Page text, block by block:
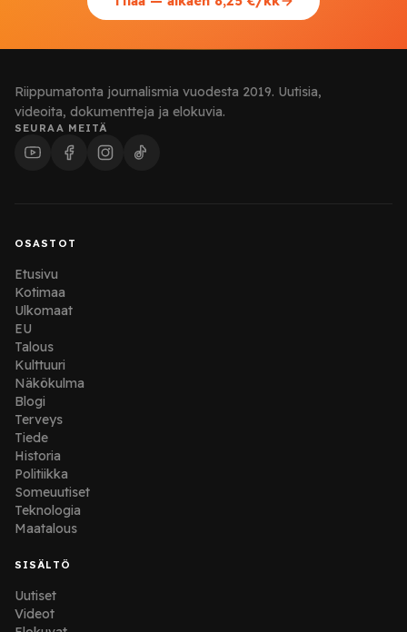
Riippumatonta journalismia vuodesta 2019. Uutisia,
videoita, dokumentteja ja elokuvia.
SEURAA MEITÄ
OSASTOT
Etusivu
Kotimaa
Ulkomaat
EU
Talous
Kulttuuri
Näkökulma
Blogi
Terveys
Tiede
Historia
Politiikka
Someuutiset
Teknologia
Maatalous
SISÄLTÖ
Uutiset
Videot